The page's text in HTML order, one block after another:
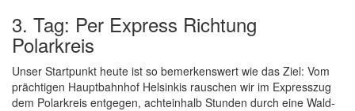
3. Tag: Per Express Richtung
Polarkreis
Unser Startpunkt heute ist so bemerkenswert wie das Ziel: Vom
prächtigen Hauptbahnhof Helsinkis rauschen wir im Expresszug
dem Polarkreis entgegen, achteinhalb Stunden durch eine Wald-